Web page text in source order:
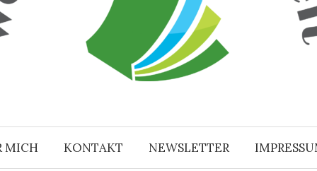
MICH KONTAKT NEWSLETTER